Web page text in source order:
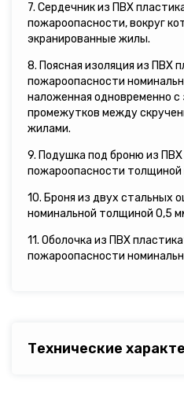
7. Сердечник из ПВХ
пожароопасности, вокруг
экранированные жилы.
8. Поясная изоляция из ПВХ
пожароопасности
наложенная одновременно
промежутков между
жилами.
9. Подушка под броню из
пожароопасности толщиной
10. Броня из двух стальных
номинальной толщиной 0,5
11. Оболочка из ПВХ
пожароопасности
Технические